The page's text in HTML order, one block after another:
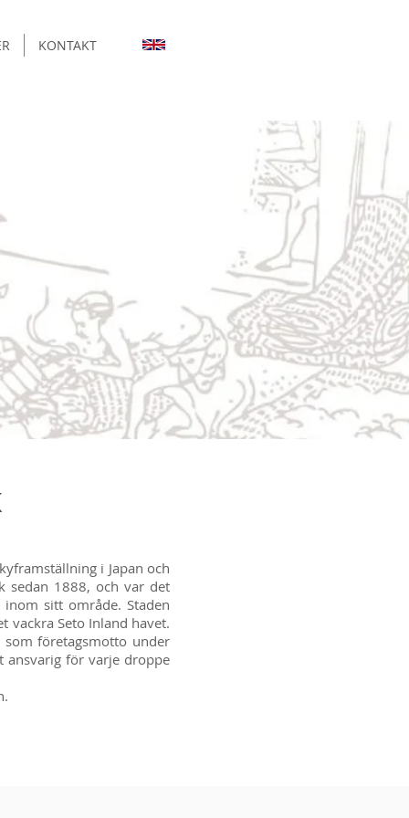
KONTAKT
i Japan och
sedan 1888, och var det
sitt område. Staden
vackra Seto Inland havet.
som företagsmotto under
ansvarig för varje droppe